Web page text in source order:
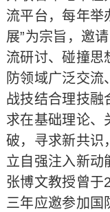
流平台，每年举
展”为宗旨，邀
流研讨、碰撞思
防领域广泛交
战技结合理技融
求在基础理论、
破，寻求新共识
立自强注入新动
张博文教授曾于
三年应邀参加国